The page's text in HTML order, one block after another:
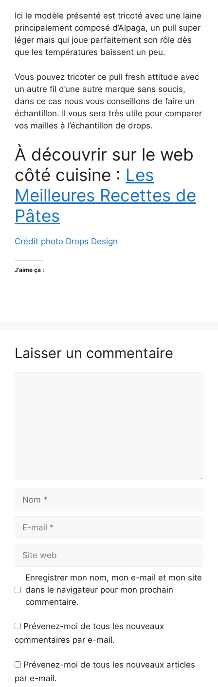
Ici le modèle présenté est tricoté avec une laine
principalement composé d’Alpaga, un pull super
léger mais qui joue parfaitement son rôle dès
que les températures baissent un peu.
Vous pouvez tricoter ce pull fresh attitude avec
un autre fil d’une autre marque sans soucis,
dans ce cas nous vous conseillons de faire un
échantillon. Il vous sera très utile pour comparer
vos mailles à l’échantillon de drops.
À découvrir sur le web
côté cuisine : Les
Meilleures Recettes de
Pâtes
Crédit photo Drops Design
J’aime ça :
Laisser un commentaire
mail
web
Enregistrer mon nom, mon e-mail et mon site
dans le navigateur pour mon prochain
commentaire.
Prévenez-moi de tous les nouveaux
commentaires par e-mail.
Prévenez-moi de tous les nouveaux articles
par e-mail.